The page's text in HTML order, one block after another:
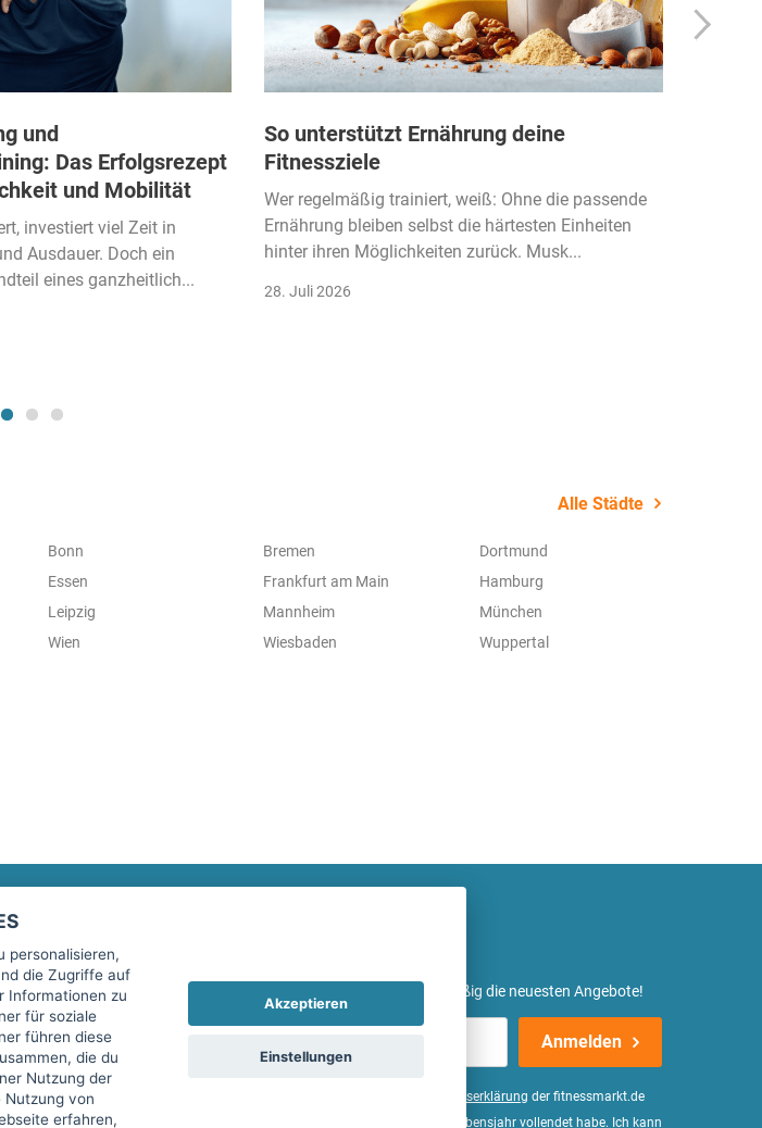
und
Das Erfolgsrezept
und Mobilität
investiert viel Zeit in
Ausdauer. Doch ein
eines ganzheitlich...
So unterstützt Ernährung deine
Fitnessziele
Wer regelmäßig trainiert, weiß: Ohne die passende
Ernährung bleiben selbst die härtesten Einheiten
hinter ihren Möglichkeiten zurück. Musk...
28. Juli 2026
Alle Städte
Bonn Bremen
Dortmund
Essen Frankfurt am Main
Hamburg
Leipzig Mannheim
München
Wien Wiesbaden Wuppertal
fitnessmarkt.de Newsletter
Trage dich hier für unseren Newsletter ein und erhalte regelmäßig die neuesten Angebote!
Anmelden
Ich stimme der Verarbeitung meiner Daten, wie in der Einwilligungserklärung der fitnessmarkt.de
services GmbH beschrieben, zu und bestätige, dass ich das 16. Lebensjahr vollendet habe. Ich kann
personalisieren,
die Zugriffe auf
Informationen zu
für soziale
führen diese
die du
Nutzung der
Nutzung von
erfahren,
Akzeptieren
Einstellungen